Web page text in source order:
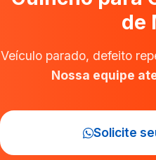
de
Veículo parado, defeito
Nossa equipe
Solicite